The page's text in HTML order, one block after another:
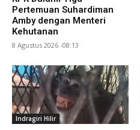
Pertemuan Suhardiman
Amby dengan Menteri
Kehutanan
8 Agustus 2026 -08:13
Indragiri Hilir